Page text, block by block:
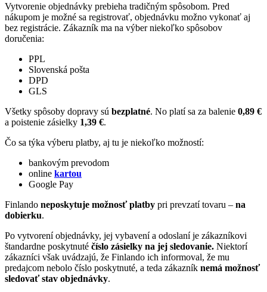
Vytvorenie objednávky prebieha tradičným spôsobom. Pred
nákupom je možné sa registrovať, objednávku možno vykonať aj
bez registrácie. Zákazník ma na výber niekoľko spôsobov
doručenia:
PPL
Slovenská pošta
DPD
GLS
Všetky spôsoby dopravy sú bezplatné. No platí sa za balenie 0,89 €
a poistenie zásielky 1,39 €.
Čo sa týka výberu platby, aj tu je niekoľko možností:
bankovým prevodom
online kartou
Google Pay
Finlando neposkytuje možnosť platby pri prevzatí tovaru – na
dobierku.
Po vytvorení objednávky, jej vybavení a odoslaní je zákazníkovi
štandardne poskytnuté číslo zásielky na jej sledovanie. Niektorí
zákazníci však uvádzajú, že Finlando ich informoval, že mu
predajcom nebolo číslo poskytnuté, a teda zákazník nemá možnosť
sledovať stav objednávky.